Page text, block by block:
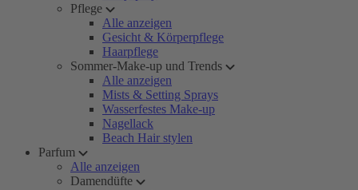
Pflege
Alle anzeigen
Gesicht & Körperpflege
Haarpflege
Sommer-Make-up und Trends
Alle anzeigen
Mists & Setting Sprays
Wasserfestes Make-up
Nagellack
Beach Hair stylen
Parfum
Alle anzeigen
Damendüfte